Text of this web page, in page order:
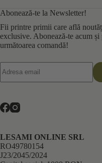
Abonează-te la Newsletter!
Fii printre primii care află
exclusive. Abonează-te acum și
următoarea comandă!
LESAMI ONLINE SRL
RO49780154
J23/2045/2024